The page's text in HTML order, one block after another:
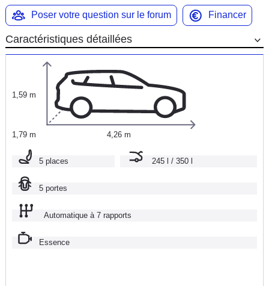
Poser votre question sur le forum Financer
Caractéristiques détaillées
1,59 m
1,79 m 4,26 m
5 places 245 l / 350 l
5 portes
Automatique à 7 rapports
Essence